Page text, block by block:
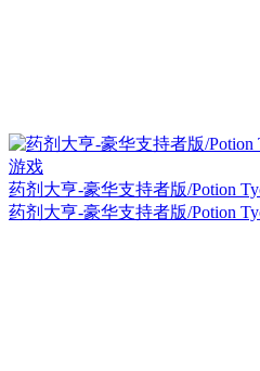
药剂大亨-豪华支持者版/Potion
药剂大亨-豪华支持者版/Potion